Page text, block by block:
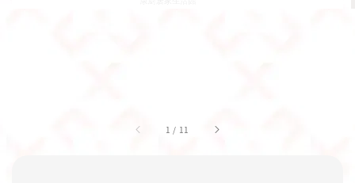
1 / 11